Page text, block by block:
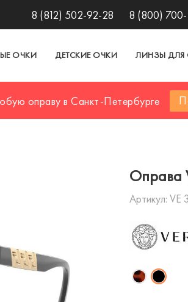
8 (812) 502-92-28 8 (800)
ОЧКИ ДЕТСКИЕ ОЧКИ ЛИНЗЫ ДЛЯ
оправу в Санкт-Петербурге
Оправа
Артикул: VE